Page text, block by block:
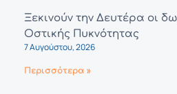
Ξεκινούν την Δευτέρα οι
Οστικής Πυκνότητας
7 Αυγούστου, 2026
Περισσότερα »